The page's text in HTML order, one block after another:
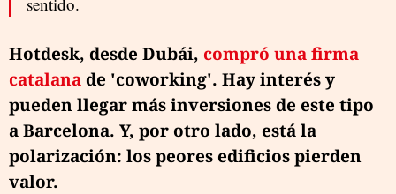
Hotdesk, desde Dubái, compró una firma
catalanade 'coworking'. Hay interés y
pueden llegar más inversiones de este tipo
a Barcelona. Y, por otro lado, está la
polarización: los peores edificios pierden
valor.